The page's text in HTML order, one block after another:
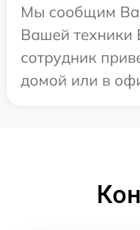
Мы сообщим
Вашей техники
сотрудник
домой или в